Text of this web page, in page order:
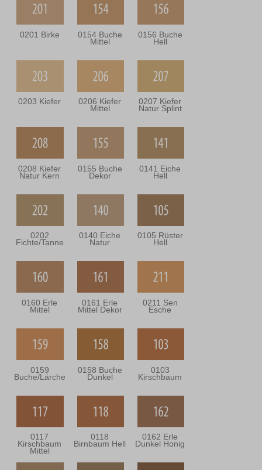
0201 Birke 0154 Buche
Mittel
0156 Buche
Hell
0203 Kiefer 0206 Kiefer
Mittel
0207 Kiefer
Natur Splint
0208 Kiefer
Natur Kern
0155 Buche
Dekor
0141 Eiche
Hell
0202
Fichte/Tanne
0140 Eiche
Natur
0105 Rüster
Hell
0160 Erle
Mittel
0161 Erle
Mittel Dekor
0211 Sen
Esche
0159
Buche/Lärche
0158 Buche
Dunkel
0103
Kirschbaum
0117
Kirschbaum
Mittel
0118
Birnbaum Hell
0162 Erle
Dunkel Honig